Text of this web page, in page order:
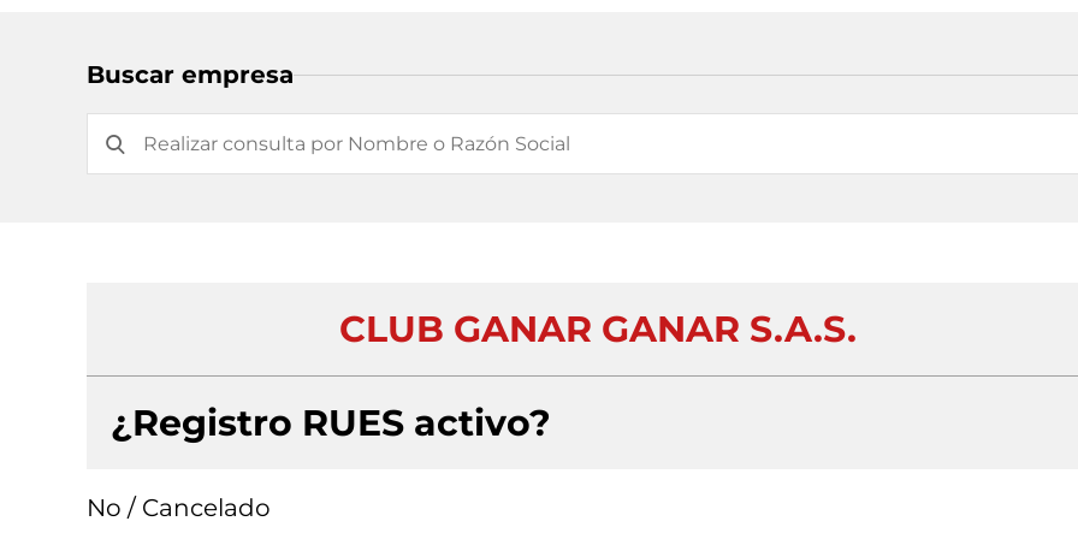
Buscar empresa
CLUB GANAR GANAR S.A.S.
¿Registro RUES activo?
No / Cancelado